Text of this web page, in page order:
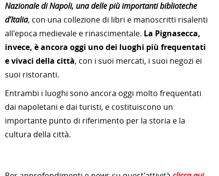
Nazionale di Napoli, una delle più importanti biblioteche
d'Italia, con una collezione di libri e manoscritti risalenti
all'epoca medievale e rinascimentale. La Pignasecca,
invece, è ancora oggi uno dei luoghi più frequentati
e vivaci della città, con i suoi mercati, i suoi negozi ei
suoi ristoranti.
Entrambi i luoghi sono ancora oggi molto frequentati
dai napoletani e dai turisti, e costituiscono un
importante punto di riferimento per la storia e la
cultura della città.